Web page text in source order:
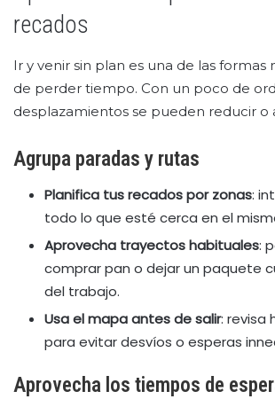
recados
Ir y venir sin plan es una de las formas
de perder tiempo. Con un poco de
desplazamientos se pueden reducir o
Agrupa paradas y rutas
Planifica tus recados por zonas:
todo lo que esté cerca en el
Aprovecha trayectos habituales:
comprar pan o dejar un paquete
del trabajo.
Usa el mapa antes de salir: revisa
para evitar desvíos o esperas
Aprovecha los tiempos de